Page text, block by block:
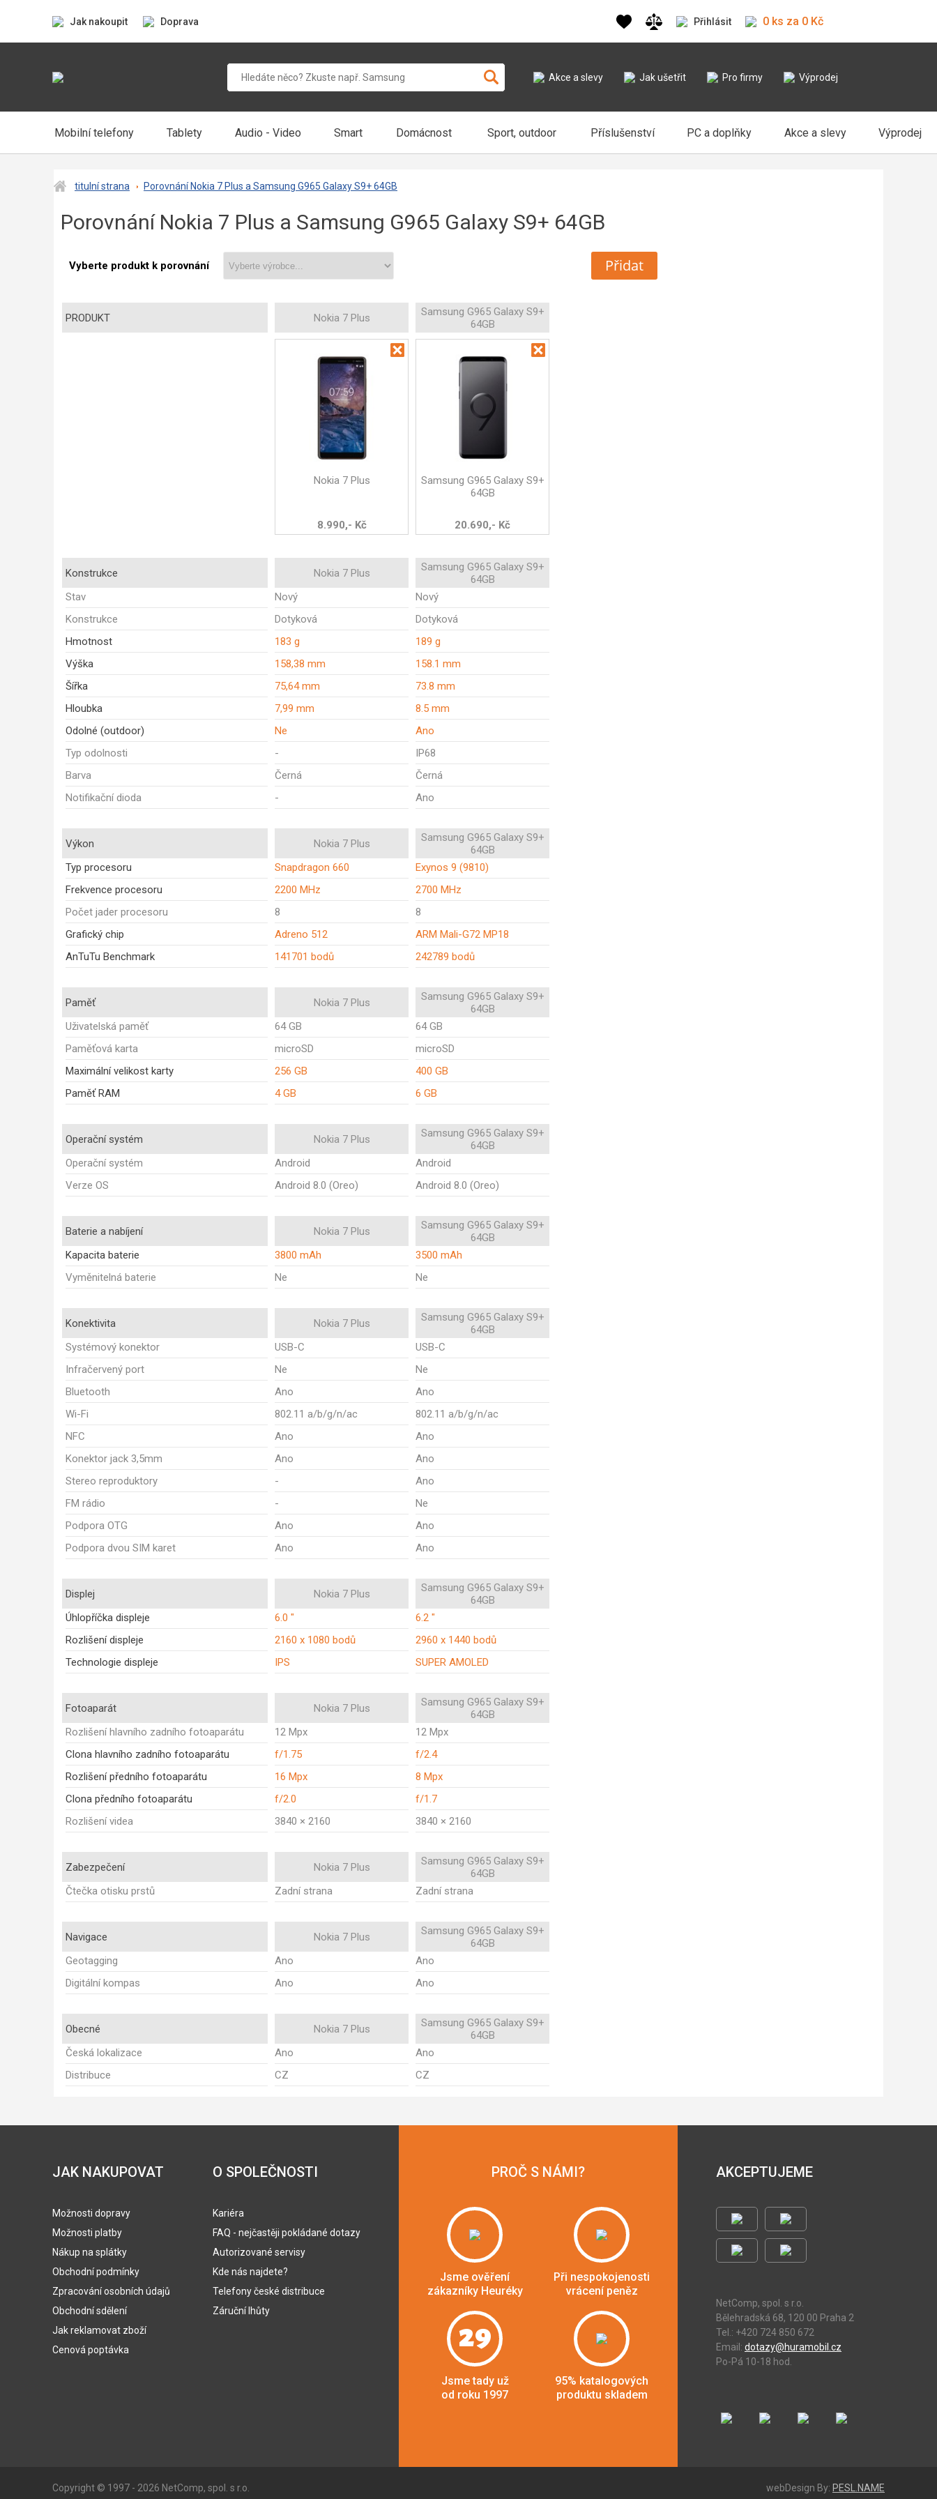
Jak nakoupit Doprava Přihlásit 0 ks za 0 Kč
Akce a slevy Jak ušetřit Pro firmy Výprodej
Mobilní telefony Tablety Audio - Video Smart Domácnost Sport, outdoor Příslušenství PC a doplňky Akce a slevy Výprodej
titulní strana Porovnání Nokia 7 Plus a Samsung G965 Galaxy S9+ 64GB
Porovnání Nokia 7 Plus a Samsung G965 Galaxy S9+ 64GB
Vyberte produkt k porovnání Přidat
PRODUKT Nokia 7 Plus
Samsung G965 Galaxy S9+
64GB
Nokia 7 Plus
8.990,- Kč
Samsung G965 Galaxy S9+
64GB
20.690,- Kč
Konstrukce Nokia 7 Plus
Samsung G965 Galaxy S9+
64GB
Stav
Nový
Nový
Konstrukce
Dotyková
Dotyková
Hmotnost
183 g
189 g
Výška
158,38 mm
158.1 mm
Šířka
75,64 mm
73.8 mm
Hloubka
7,99 mm
8.5 mm
Odolné (outdoor)
Ne
Ano
Typ odolnosti
-
IP68
Barva
Černá
Černá
Notifikační dioda
- Ano
Výkon Nokia 7 Plus
Samsung G965 Galaxy S9+
64GB
Typ procesoru
Snapdragon 660
Exynos 9 (9810)
Frekvence procesoru
2200 MHz
2700 MHz
Počet jader procesoru
8
8
Grafický chip
Adreno 512
ARM Mali-G72 MP18
AnTuTu Benchmark
141701 bodů 242789 bodů
Paměť Nokia 7 Plus
Samsung G965 Galaxy S9+
64GB
Uživatelská paměť
64 GB
64 GB
Paměťová karta
microSD
microSD
Maximální velikost karty
256 GB
400 GB
Paměť RAM
4 GB 6 GB
Operační systém Nokia 7 Plus
Samsung G965 Galaxy S9+
64GB
Operační systém
Android
Android
Verze OS
Android 8.0 (Oreo) Android 8.0 (Oreo)
Baterie a nabíjení Nokia 7 Plus
Samsung G965 Galaxy S9+
64GB
Kapacita baterie
3800 mAh
3500 mAh
Vyměnitelná baterie
Ne Ne
Konektivita Nokia 7 Plus
Samsung G965 Galaxy S9+
64GB
Systémový konektor
USB-C
USB-C
Infračervený port
Ne
Ne
Bluetooth
Ano
Ano
Wi-Fi
802.11 a/b/g/n/ac
802.11 a/b/g/n/ac
NFC
Ano
Ano
Konektor jack 3,5mm
Ano
Ano
Stereo reproduktory
-
Ano
FM rádio
-
Ne
Podpora OTG
Ano
Ano
Podpora dvou SIM karet
Ano Ano
Displej Nokia 7 Plus
Samsung G965 Galaxy S9+
64GB
Úhlopříčka displeje
6.0 "
6.2 "
Rozlišení displeje
2160 x 1080 bodů
2960 x 1440 bodů
Technologie displeje
IPS SUPER AMOLED
Fotoaparát Nokia 7 Plus
Samsung G965 Galaxy S9+
64GB
Rozlišení hlavního zadního fotoaparátu
12 Mpx
12 Mpx
Clona hlavního zadního fotoaparátu
f/1.75
f/2.4
Rozlišení předního fotoaparátu
16 Mpx
8 Mpx
Clona předního fotoaparátu
f/2.0
f/1.7
Rozlišení videa
3840 × 2160 3840 × 2160
Zabezpečení Nokia 7 Plus
Samsung G965 Galaxy S9+
64GB
Čtečka otisku prstů
Zadní strana Zadní strana
Navigace Nokia 7 Plus
Samsung G965 Galaxy S9+
64GB
Geotagging
Ano
Ano
Digitální kompas
Ano Ano
Obecné Nokia 7 Plus
Samsung G965 Galaxy S9+
64GB
Česká lokalizace
Ano
Ano
Distribuce
CZ CZ
JAK NAKUPOVAT
Možnosti dopravy
Možnosti platby
Nákup na splátky
Obchodní podmínky
Zpracování osobních údajů
Obchodní sdělení
Jak reklamovat zboží
Cenová poptávka
O SPOLEČNOSTI
Kariéra
FAQ - nejčastěji pokládané dotazy
Autorizované servisy
Kde nás najdete?
Telefony české distribuce
Záruční lhůty
PROČ S NÁMI?
Jsme ověření
zákazníky Heuréky
Při nespokojenosti
vrácení peněz
29
Jsme tady už
od roku 1997
95% katalogových
produktu skladem
AKCEPTUJEME
NetComp, spol. s r.o.
Bělehradská 68, 120 00 Praha 2
Tel.: +420 724 850 672
Email: dotazy@huramobil.cz
Po-Pá 10-18 hod.
Copyright © 1997 - 2026 NetComp, spol. s r.o. webDesign By: PESL.NAME